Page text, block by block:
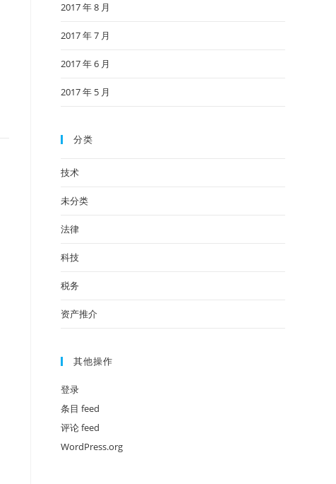
2017 年 8 月
2017 年 7 月
2017 年 6 月
2017 年 5 月
分类
技术
未分类
法律
科技
税务
资产推介
其他操作
登录
条目 feed
评论 feed
WordPress.org